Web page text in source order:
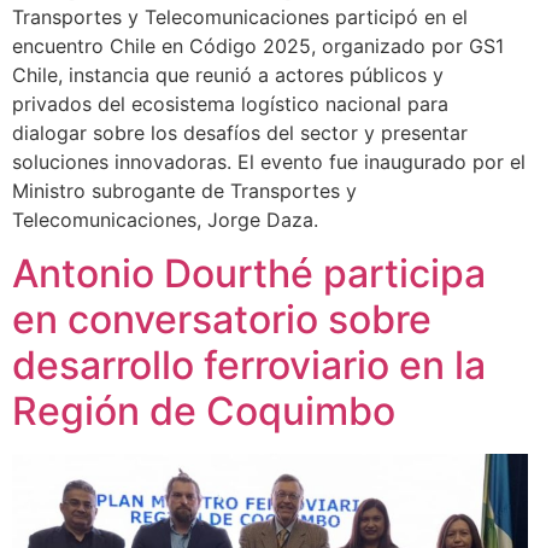
Transportes y Telecomunicaciones participó en el
encuentro Chile en Código 2025, organizado por GS1
Chile, instancia que reunió a actores públicos y
privados del ecosistema logístico nacional para
dialogar sobre los desafíos del sector y presentar
soluciones innovadoras. El evento fue inaugurado por el
Ministro subrogante de Transportes y
Telecomunicaciones, Jorge Daza.
Antonio Dourthé participa
en conversatorio sobre
desarrollo ferroviario en la
Región de Coquimbo